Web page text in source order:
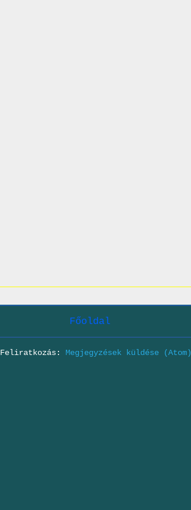
Főoldal
Feliratkozás: Megjegyzések küldése (Atom)